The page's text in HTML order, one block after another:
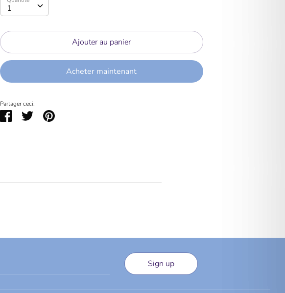
1
Ajouter au panier
Acheter maintenant
Partager ceci:
PartagerTweeterÉpingler
Sign up